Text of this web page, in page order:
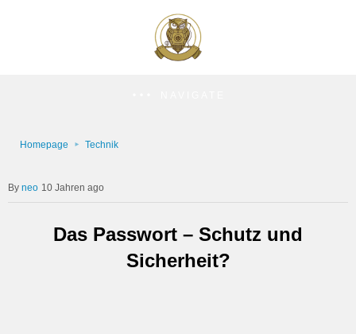
Homepage Technik
neo 10 Jahren ago
Das Passwort – Schutz und
Sicherheit?